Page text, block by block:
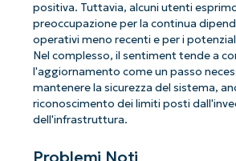
positiva. Tuttavia, alcuni utenti
preoccupazione per la continua
operativi meno recenti e per i
Nel complesso, il sentiment tende a
l'aggiornamento come un passo
mantenere la sicurezza del sistema,
riconoscimento dei limiti posti
dell'infrastruttura.
Problemi Noti